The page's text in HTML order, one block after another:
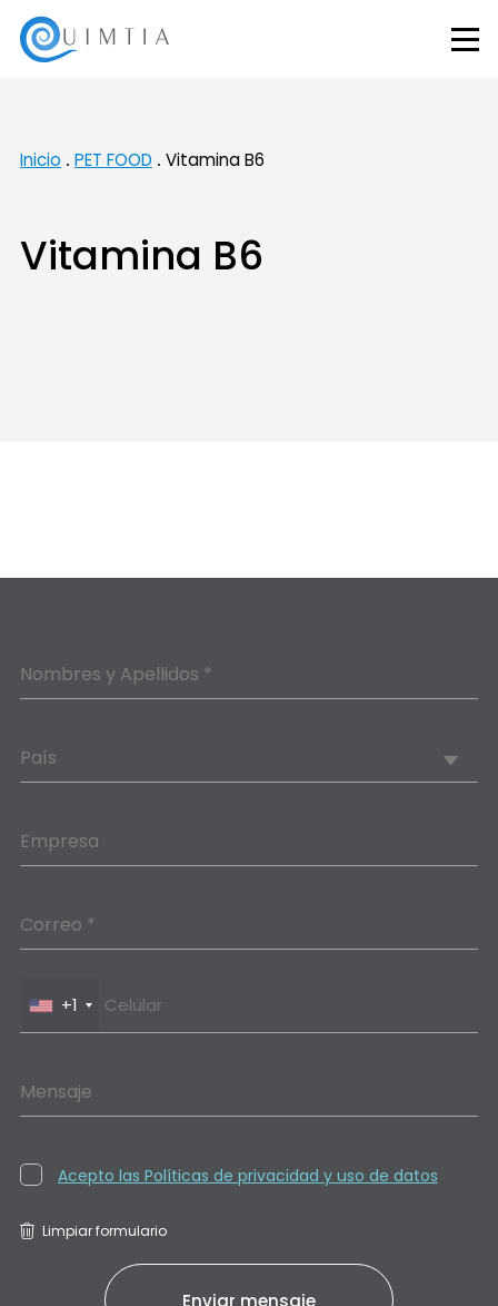
Inicio PET FOOD Vitamina B6
Vitamina B6
Nombres y Apellidos *
País
Empresa
Correo *
+1
Mensaje
Acepto las Políticas de privacidad y uso de datos
Limpiar formulario